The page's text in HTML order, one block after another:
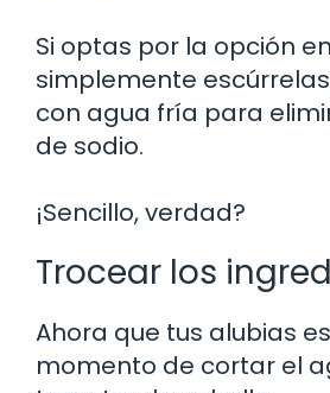
Si optas por la opción
simplemente
con agua fría para
de sodio.
¡Sencillo, verdad?
Trocear los
Ahora que tus alubias
momento de cortar el